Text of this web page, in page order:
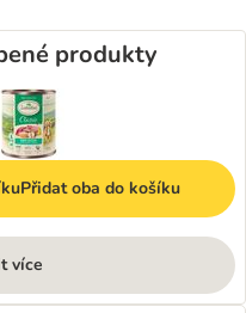
produkty
Přidat oba do košíku
více